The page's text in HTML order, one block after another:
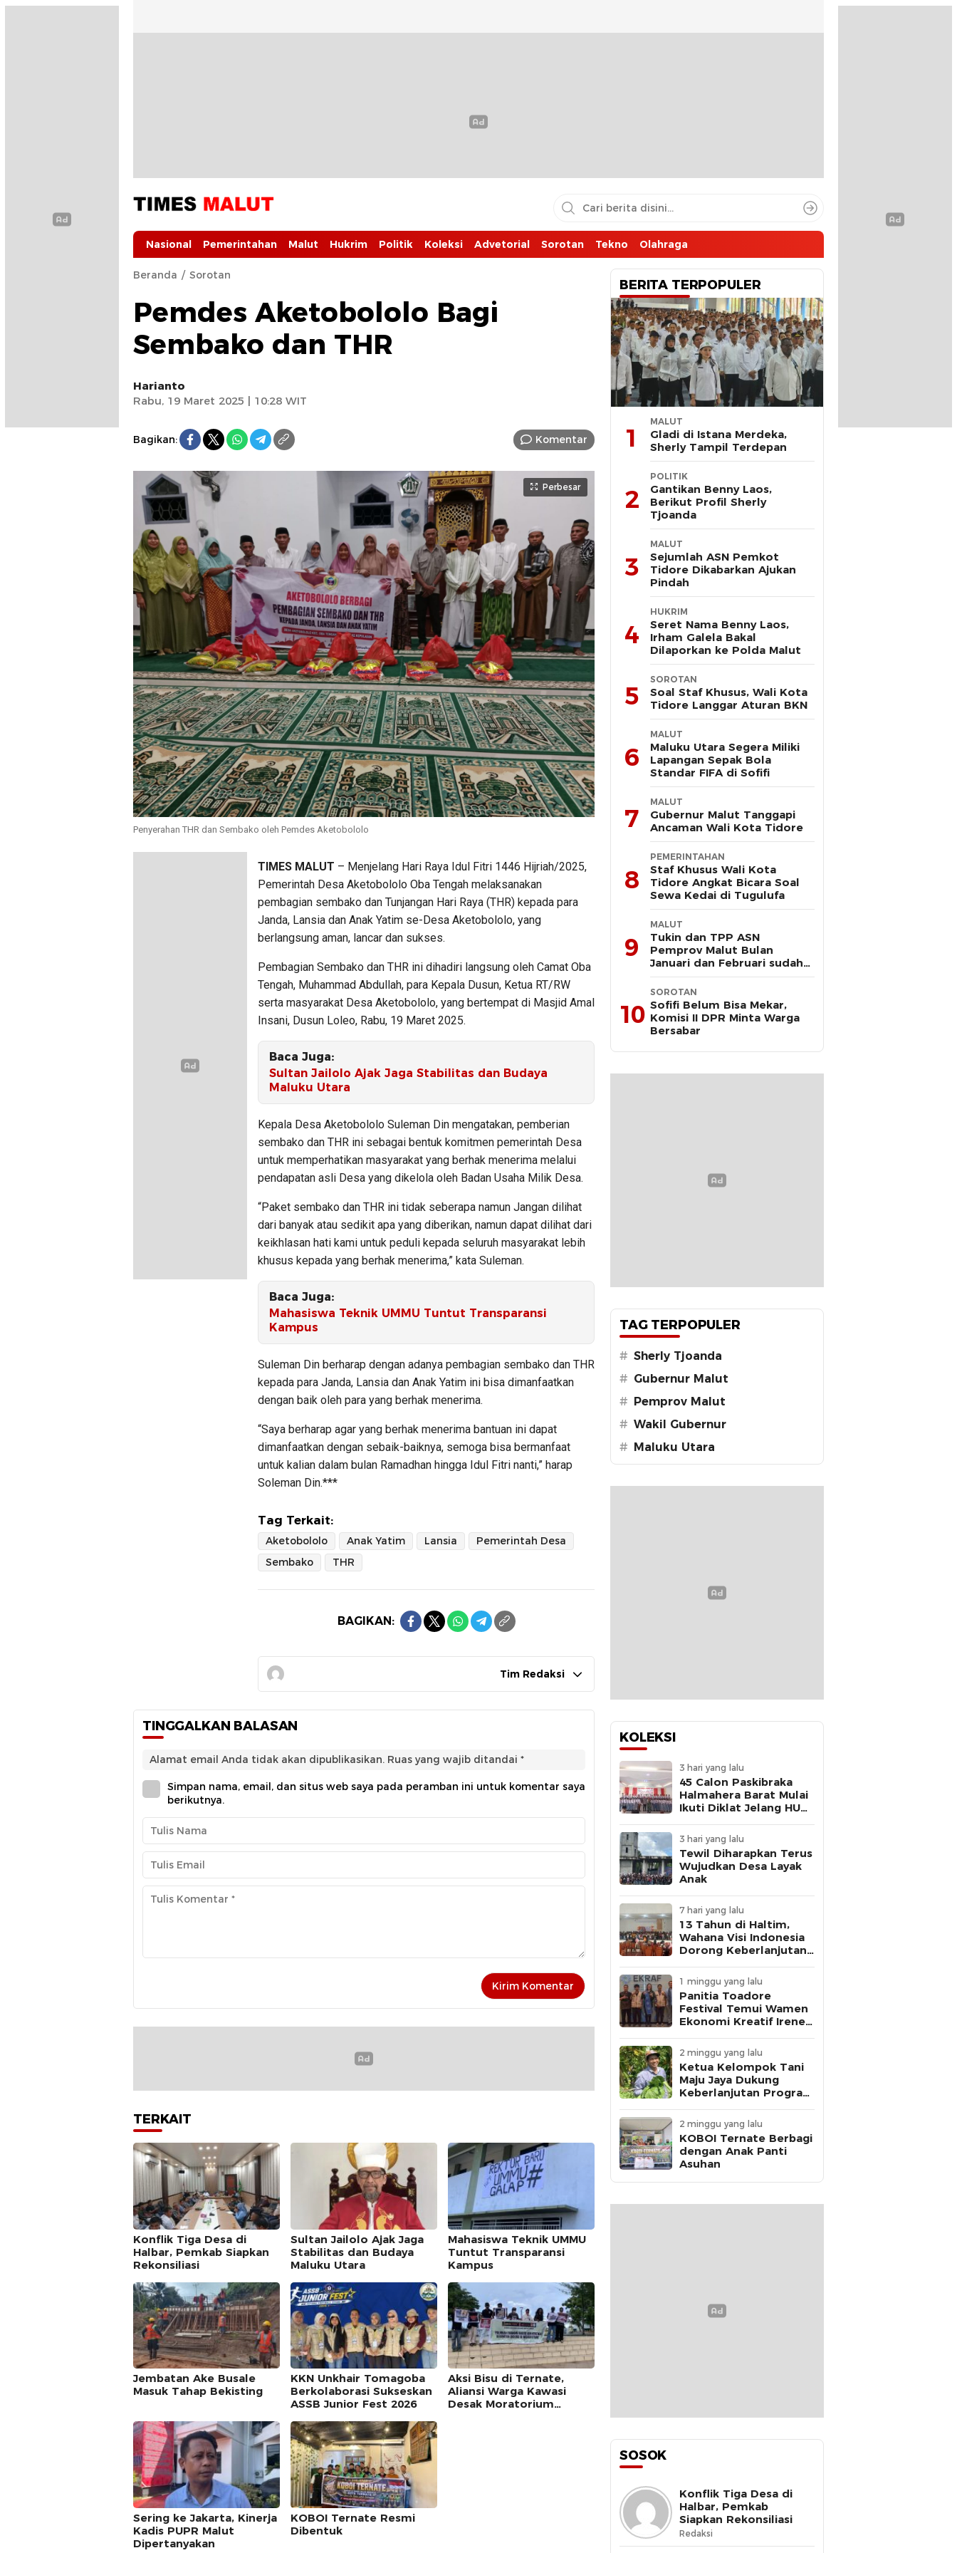
Times Malut
Berita Maluku Utara Terbaru
Nasional Pemerintahan Malut Hukrim Politik Koleksi Advetorial Sorotan Tekno Olahraga
Beranda Sorotan
Pemdes Aketobololo Bagi
Sembako dan THR
Harianto
Rabu, 19 Maret 2025 | 10:28 WIT
Bagikan: Komentar
Perbesar
Penyerahan THR dan Sembako oleh Pemdes Aketobololo
TIMES MALUT – Menjelang Hari Raya Idul Fitri 1446 Hijriah/2025,
Pemerintah Desa Aketobololo Oba Tengah melaksanakan
pembagian sembako dan Tunjangan Hari Raya (THR) kepada para
Janda, Lansia dan Anak Yatim se-Desa Aketobololo, yang
berlangsung aman, lancar dan sukses.
Pembagian Sembako dan THR ini dihadiri langsung oleh Camat Oba
Tengah, Muhammad Abdullah, para Kepala Dusun, Ketua RT/RW
serta masyarakat Desa Aketobololo, yang bertempat di Masjid Amal
Insani, Dusun Loleo, Rabu, 19 Maret 2025.
Baca Juga:
Sultan Jailolo Ajak Jaga Stabilitas dan Budaya
Maluku Utara
Kepala Desa Aketobololo Suleman Din mengatakan, pemberian
sembako dan THR ini sebagai bentuk komitmen pemerintah Desa
untuk memperhatikan masyarakat yang berhak menerima melalui
pendapatan asli Desa yang dikelola oleh Badan Usaha Milik Desa.
“Paket sembako dan THR ini tidak seberapa namun Jangan dilihat
dari banyak atau sedikit apa yang diberikan, namun dapat dilihat dari
keikhlasan hati kami untuk peduli kepada seluruh masyarakat lebih
khusus kepada yang berhak menerima,” kata Suleman.
Baca Juga:
Mahasiswa Teknik UMMU Tuntut Transparansi
Kampus
Suleman Din berharap dengan adanya pembagian sembako dan THR
kepada para Janda, Lansia dan Anak Yatim ini bisa dimanfaatkan
dengan baik oleh para yang berhak menerima.
“Saya berharap agar yang berhak menerima bantuan ini dapat
dimanfaatkan dengan sebaik-baiknya, semoga bisa bermanfaat
untuk kalian dalam bulan Ramadhan hingga Idul Fitri nanti,” harap
Soleman Din.***
Tag Terkait:
Aketobololo Anak Yatim Lansia
Pemerintah Desa
Sembako
THR
BAGIKAN:
Tim Redaksi
TINGGALKAN BALASAN
Alamat email Anda tidak akan dipublikasikan. Ruas yang wajib ditandai *
Simpan nama, email, dan situs web saya pada peramban ini untuk komentar saya
berikutnya.
TERKAIT
Konflik Tiga Desa di
Halbar, Pemkab Siapkan
Rekonsiliasi
Sultan Jailolo Ajak Jaga
Stabilitas dan Budaya
Maluku Utara
Mahasiswa Teknik UMMU
Tuntut Transparansi
Kampus
Jembatan Ake Busale
Masuk Tahap Bekisting
KKN Unkhair Tomagoba
Berkolaborasi Sukseskan
ASSB Junior Fest 2026
Aksi Bisu di Ternate,
Aliansi Warga Kawasi
Desak Moratorium
Sering ke Jakarta, Kinerja
Kadis PUPR Malut
Dipertanyakan
KOBOI Ternate Resmi
Dibentuk
BERITA TERPOPULER
1
MALUT
Gladi di Istana Merdeka,
Sherly Tampil Terdepan
2
POLITIK
Gantikan Benny Laos,
Berikut Profil Sherly
Tjoanda
3
MALUT
Sejumlah ASN Pemkot
Tidore Dikabarkan Ajukan
Pindah
4
HUKRIM
Seret Nama Benny Laos,
Irham Galela Bakal
Dilaporkan ke Polda Malut
5
SOROTAN
Soal Staf Khusus, Wali Kota
Tidore Langgar Aturan BKN
6
MALUT
Maluku Utara Segera Miliki
Lapangan Sepak Bola
Standar FIFA di Sofifi
7
MALUT
Gubernur Malut Tanggapi
Ancaman Wali Kota Tidore
8
PEMERINTAHAN
Staf Khusus Wali Kota
Tidore Angkat Bicara Soal
Sewa Kedai di Tugulufa
9
MALUT
Tukin dan TPP ASN
Pemprov Malut Bulan
Januari dan Februari sudah
Diteken Gubernur
10
SOROTAN
Sofifi Belum Bisa Mekar,
Komisi II DPR Minta Warga
Bersabar
TAG TERPOPULER
# Sherly Tjoanda
# Gubernur Malut
#
Pemprov Malut
# Wakil Gubernur
#
Maluku Utara
KOLEKSI
3 hari yang lalu
45 Calon Paskibraka
Halmahera Barat Mulai
Ikuti Diklat Jelang HUT
3 hari yang lalu
Tewil Diharapkan Terus
Wujudkan Desa Layak
Anak
7 hari yang lalu
13 Tahun di Haltim,
Wahana Visi Indonesia
Dorong Keberlanjutan
1 minggu yang lalu
Panitia Toadore
Festival Temui Wamen
Ekonomi Kreatif Irene
2 minggu yang lalu
Ketua Kelompok Tani
Maju Jaya Dukung
Keberlanjutan Program
2 minggu yang lalu
KOBOI Ternate Berbagi
dengan Anak Panti
Asuhan
SOSOK
Konflik Tiga Desa di
Halbar, Pemkab
Siapkan Rekonsiliasi
Redaksi